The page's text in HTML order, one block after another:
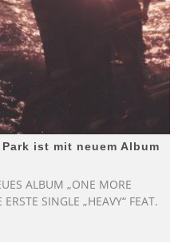
ist mit neuem Album
ALBUM „ONE MORE
SINGLE „HEAVY“ FEAT.